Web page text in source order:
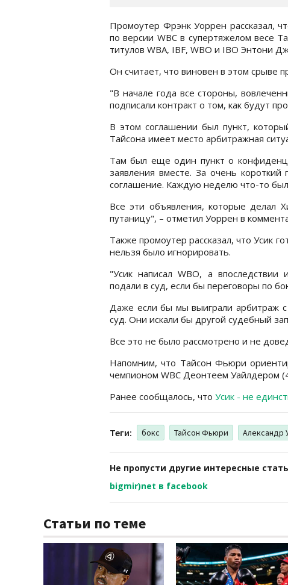
Промоутер Фрэнк Уоррен рассказал,
по версии WBC в супертяжелом весе
титулов WBA, IBF, WBO и IBO Энтони
Он считает, что виновен в этом срыве
"В начале года все стороны,
подписали контракт о том, как будут
В этом соглашении был пункт,
Тайсона имеет место арбитражная
Там был еще один пункт о
заявления вместе. За очень
соглашение. Каждую неделю что-то
Все эти объявления, которые делал
путаницу", – отметил Уоррен в
Также промоутер рассказал, что Усик
нельзя было игнорировать.
"Усик написал WBO, а
подали в суд, если бы переговоры по
Даже если бы мы выиграли арбитраж
суд. Они искали бы другой судебный
Все это не было рассмотрено и не
Напомним, что Тайсон Фьюри
чемпионом WBC Деонтеем Уайлдером
Ранее сообщалось, что Усик - не
Теги: бокс Тайсон Фьюри Александр
Не пропусти другие интересные
bigmir)net в facebook
Статьи по теме